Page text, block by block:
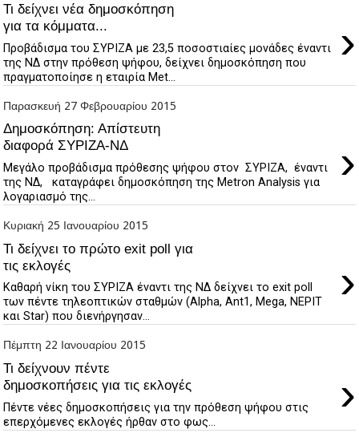
Τι δείχνει νέα δημοσκόπηση
για τα κόμματα...
›
Προβάδισμα του ΣΥΡΙΖΑ με 23,5 ποσοστιαίες μονάδες έναντι
της ΝΔ στην πρόθεση ψήφου, δείχνει δημοσκόπηση που
πραγματοποίησε η εταιρία Met...
Παρασκευή 27 Φεβρουαρίου 2015
Δημοσκόπηση: Απίστευτη
διαφορά ΣΥΡΙΖΑ-ΝΔ
›
Μεγάλο προβάδισμα πρόθεσης ψήφου στον ΣΥΡΙΖΑ, έναντι
της ΝΔ, καταγράφει δημοσκόπηση της Metron Analysis για
λογαριασμό της...
Κυριακή 25 Ιανουαρίου 2015
Τι δείχνει το πρώτο exit poll για
τις εκλογές
›
Καθαρή νίκη του ΣΥΡΙΖΑ έναντι της ΝΔ δείχνει το exit poll
των πέντε τηλεοπτικών σταθμών (Alpha, Ant1, Mega, ΝΕΡΙΤ
και Star) που διενήργησαν...
Πέμπτη 22 Ιανουαρίου 2015
Τι δείχνουν πέντε
δημοσκοπήσεις για τις εκλογές
›
Πέντε νέες δημοσκοπήσεις για την πρόθεση ψήφου στις
επερχόμενες εκλογές ήρθαν στο φως...